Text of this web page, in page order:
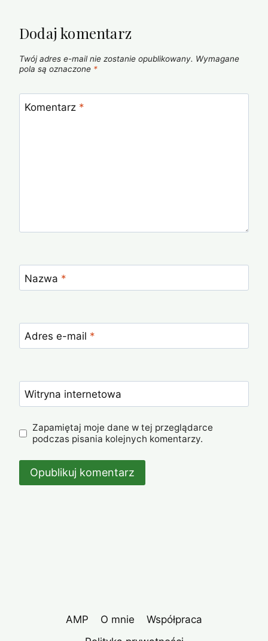
Dodaj komentarz
Twój adres e-mail nie zostanie opublikowany. Wymagane
pola są oznaczone *
Komentarz *
Nazwa *
Adres e-mail *
Witryna internetowa
Zapamiętaj moje dane w tej przeglądarce
podczas pisania kolejnych komentarzy.
AMP O mnie
Współpraca